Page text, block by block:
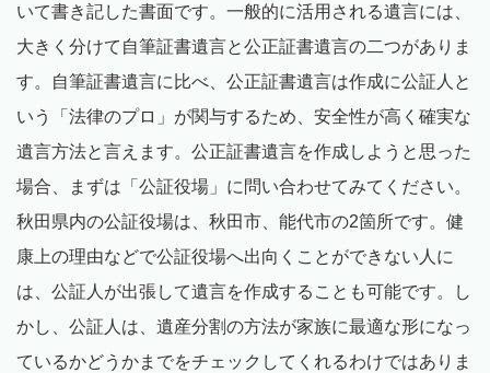
いて書き記した書面です。一般的に活用される遺言には、
大きく分けて自筆証書遺言と公正証書遺言の二つがありま
す。自筆証書遺言に比べ、公正証書遺言は作成に公証人と
いう「法律のプロ」が関与するため、安全性が高く確実な
遺言方法と言えます。公正証書遺言を作成しようと思った
場合、まずは「公証役場」に問い合わせてみてください。
秋田県内の公証役場は、秋田市、能代市の2箇所です。健
康上の理由などで公証役場へ出向くことができない人に
は、公証人が出張して遺言を作成することも可能です。し
かし、公証人は、遺産分割の方法が家族に最適な形になっ
ているかどうかまでをチェックしてくれるわけではありま